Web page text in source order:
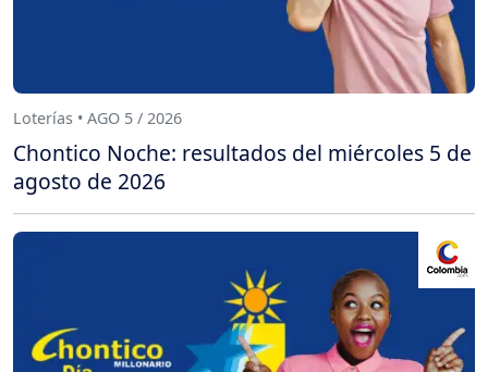
Loterías • AGO 5 / 2026
Chontico Noche: resultados del miércoles 5 de
agosto de 2026